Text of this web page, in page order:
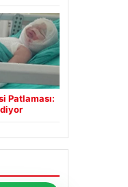
Patlaması: